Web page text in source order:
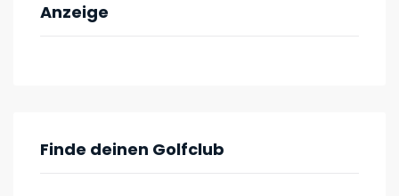
Anzeige
Finde deinen Golfclub